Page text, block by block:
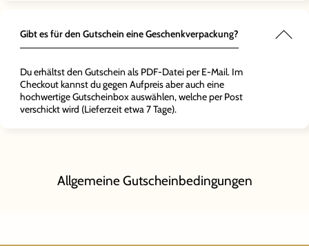
Gibt es für den Gutschein eine Geschenkverpackung?
Du erhältst den Gutschein als PDF-Datei per E-Mail. Im
Checkout kannst du gegen Aufpreis aber auch eine
hochwertige Gutscheinbox auswählen, welche per Post
verschickt wird (Lieferzeit etwa 7 Tage).
Allgemeine Gutscheinbedingungen